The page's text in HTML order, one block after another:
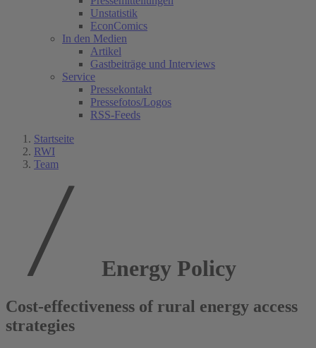
Unstatistik
EconComics
In den Medien
Artikel
Gastbeiträge und Interviews
Service
Pressekontakt
Pressefotos/Logos
RSS-Feeds
Startseite
RWI
Team
Energy Policy
Cost-effectiveness of rural energy access
strategies